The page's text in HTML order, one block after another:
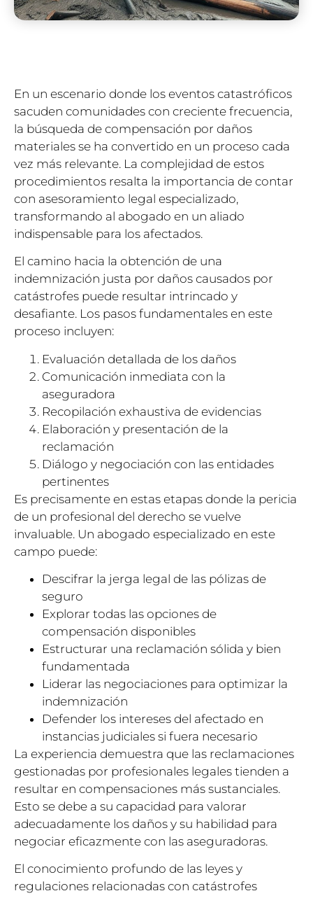
En un escenario donde los eventos catastróficos
sacuden comunidades con creciente frecuencia,
la búsqueda de compensación por daños
materiales se ha convertido en un proceso cada
vez más relevante. La complejidad de estos
procedimientos resalta la importancia de contar
con asesoramiento legal especializado,
transformando al abogado en un aliado
indispensable para los afectados.
El camino hacia la obtención de una
indemnización justa por daños causados por
catástrofes puede resultar intrincado y
desafiante. Los pasos fundamentales en este
proceso incluyen:
Evaluación detallada de los daños
Comunicación inmediata con la
aseguradora
Recopilación exhaustiva de evidencias
Elaboración y presentación de la
reclamación
Diálogo y negociación con las entidades
pertinentes
Es precisamente en estas etapas donde la pericia
de un profesional del derecho se vuelve
invaluable. Un abogado especializado en este
campo puede:
Descifrar la jerga legal de las pólizas de
seguro
Explorar todas las opciones de
compensación disponibles
Estructurar una reclamación sólida y bien
fundamentada
Liderar las negociaciones para optimizar la
indemnización
Defender los intereses del afectado en
instancias judiciales si fuera necesario
La experiencia demuestra que las reclamaciones
gestionadas por profesionales legales tienden a
resultar en compensaciones más sustanciales.
Esto se debe a su capacidad para valorar
adecuadamente los daños y su habilidad para
negociar eficazmente con las aseguradoras.
El conocimiento profundo de las leyes y
regulaciones relacionadas con catástrofes